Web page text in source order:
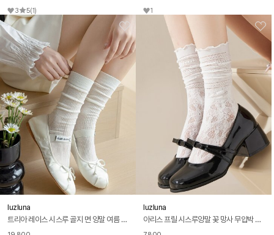
3 5(1) 1
luzluna
트리아 레이스 시스루 골지 면 양말 여름 긴양말 5켤레 세트
luzluna
아리스 프릴 시스루양말 꽃 망사 무압박 여름 스타킹 롱 삭스